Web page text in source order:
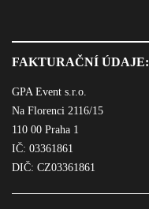
FAKTURAČNÍ ÚDAJE:
GPA Event s.r.o.
Na Florenci 2116/15
110 00 Praha 1
IČ: 03361861
DIČ: CZ03361861